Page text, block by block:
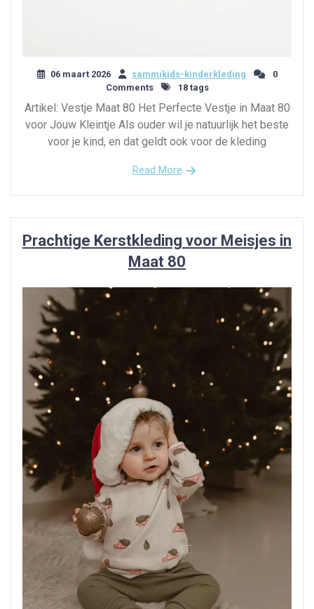
06 maart 2026 sammikids-kinderkleding
0
Comments
18 tags
Artikel: Vestje Maat 80 Het Perfecte Vestje in Maat 80
voor Jouw Kleintje Als ouder wil je natuurlijk het beste
voor je kind, en dat geldt ook voor de kleding
Read More
Prachtige Kerstkleding voor Meisjes in
Maat 80